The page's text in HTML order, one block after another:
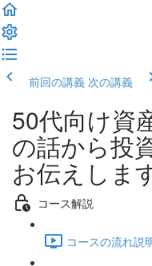
前回の講義 次の講義
50代向け資
の話から投
お伝えしま
コース解説
コースの流れ説